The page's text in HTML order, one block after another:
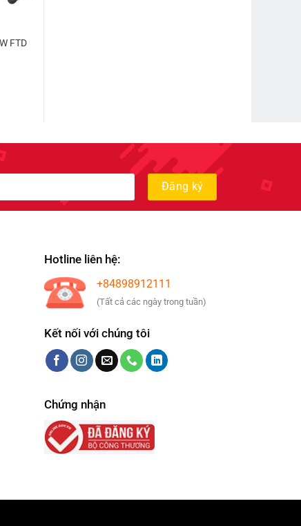
FTD
Hotline liên hệ:
+84898912111
(Tất cả các ngày trong tuần)
Kết nối với chúng tôi
Chứng nhận